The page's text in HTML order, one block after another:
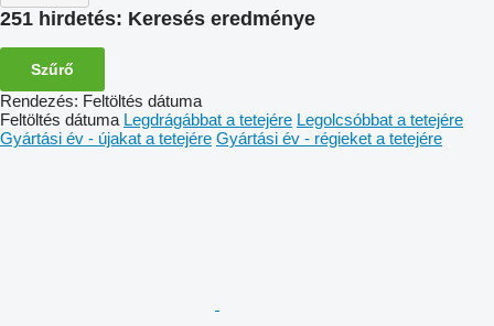
251 hirdetés: Keresés eredménye
Szűrő
Rendezés: Feltöltés dátuma
Feltöltés dátuma Legdrágábbat a tetejére Legolcsóbbat a tetejére
Gyártási év - újakat a tetejére Gyártási év - régieket a tetejére